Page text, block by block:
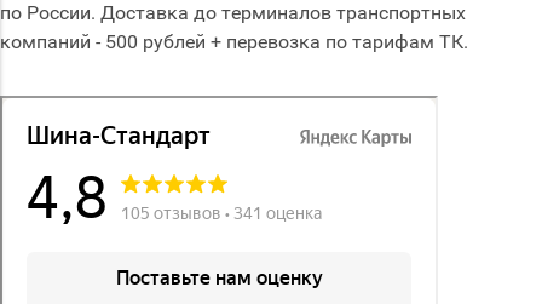
по России. Доставка до терминалов транспортных
компаний - 500 рублей + перевозка по тарифам ТК.